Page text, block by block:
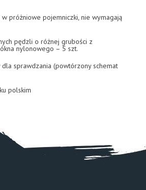
próżniowe pojemniczki, nie wymagają
pędzli o różnej grubości z
nylonowego – 5 szt.
dla sprawdzania (powtórzony schemat
polskim